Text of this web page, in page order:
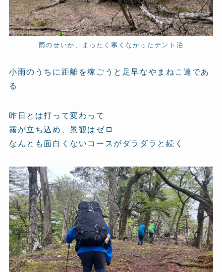
雨のせいか、まったく寒くなかったテント泊
小雨のうちに距離を稼ごうと足早なやまねこ達であ
る
昨日とは打って変わって
霧が立ち込め、景観はゼロ
なんとも面白くないコースがダラダラと続く